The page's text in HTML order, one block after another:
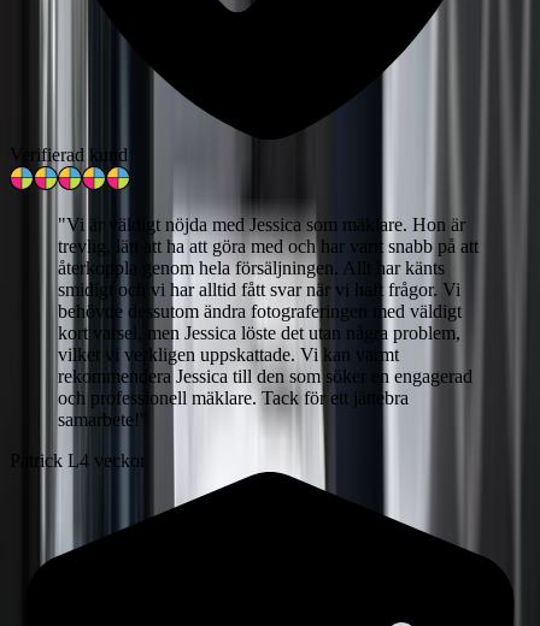
Verifierad kund
"Vi är väldigt nöjda med Jessica som mäklare. Hon är
trevlig, lätt att ha att göra med och har varit snabb på att
återkoppla genom hela försäljningen. Allt har känts
smidigt och vi har alltid fått svar när vi haft frågor. Vi
behövde dessutom ändra fotograferingen med väldigt
kort varsel, men Jessica löste det utan några problem,
vilket vi verkligen uppskattade. Vi kan varmt
rekommendera Jessica till den som söker en engagerad
och professionell mäklare. Tack för ett jättebra
samarbete!"
Patrick L4 veckor